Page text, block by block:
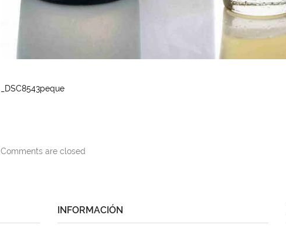
_DSC8543peque
Comments are closed
INFORMACIÓN